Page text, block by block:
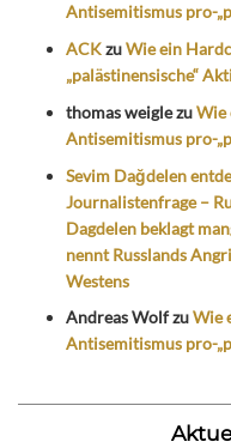
Antisemitismus pro-
ACKzuWie ein
„palästinensische“
thomas weiglezuWie
Antisemitismus pro-
Sevim Dağdelen
Journalistenfrage –
Dagdelen beklagt
nennt Russlands
Westens
Andreas WolfzuWie
Antisemitismus pro-